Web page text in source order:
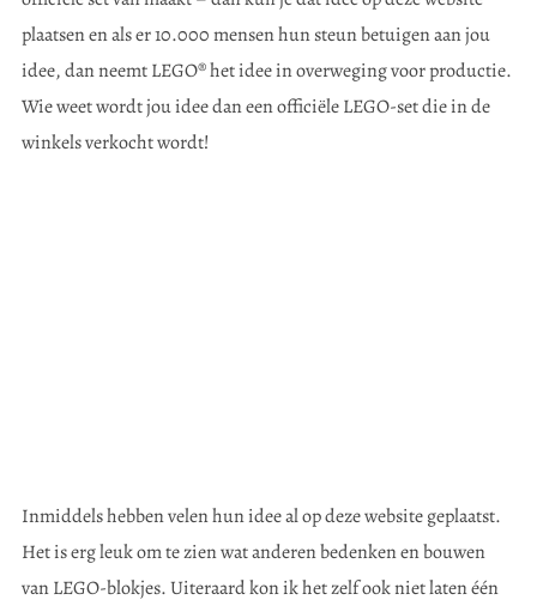
plaatsen en als er 10.000 mensen hun steun betuigen aan jou
idee, dan neemt LEGO® het idee in overweging voor productie.
Wie weet wordt jou idee dan een officiële LEGO-set die in de
winkels verkocht wordt!
Inmiddels hebben velen hun idee al op deze website geplaatst.
Het is erg leuk om te zien wat anderen bedenken en bouwen
van LEGO-blokjes. Uiteraard kon ik het zelf ook niet laten één